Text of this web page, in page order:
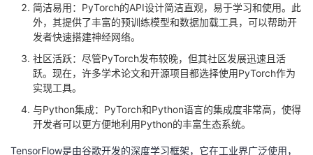
注
开
学
堂
的
Programs
我
持
简洁易用：PyTorch的API设计简洁直观，易于学习和使用。此
外，其提供了丰富的预训练模型和数据加载工具，可以帮助开
发者快速搭建神经网络。
社区活跃：尽管PyTorch发布较晚，但其社区发展迅速且活
跃。现在，许多学术论文和开源项目都选择使用PyTorch作为
实现工具。
与Python集成：PyTorch和Python语言的集成度非常高，使得
开发者可以更方便地利用Python的丰富生态系统。
TensorFlow是由谷歌开发的深度学习框架，它在工业界广泛使用，